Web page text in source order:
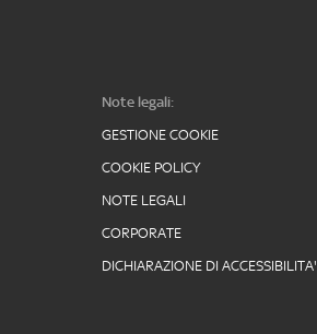
Note legali:
GESTIONE COOKIE
COOKIE POLICY
NOTE LEGALI
CORPORATE
DICHIARAZIONE DI ACCESSIBILITA'